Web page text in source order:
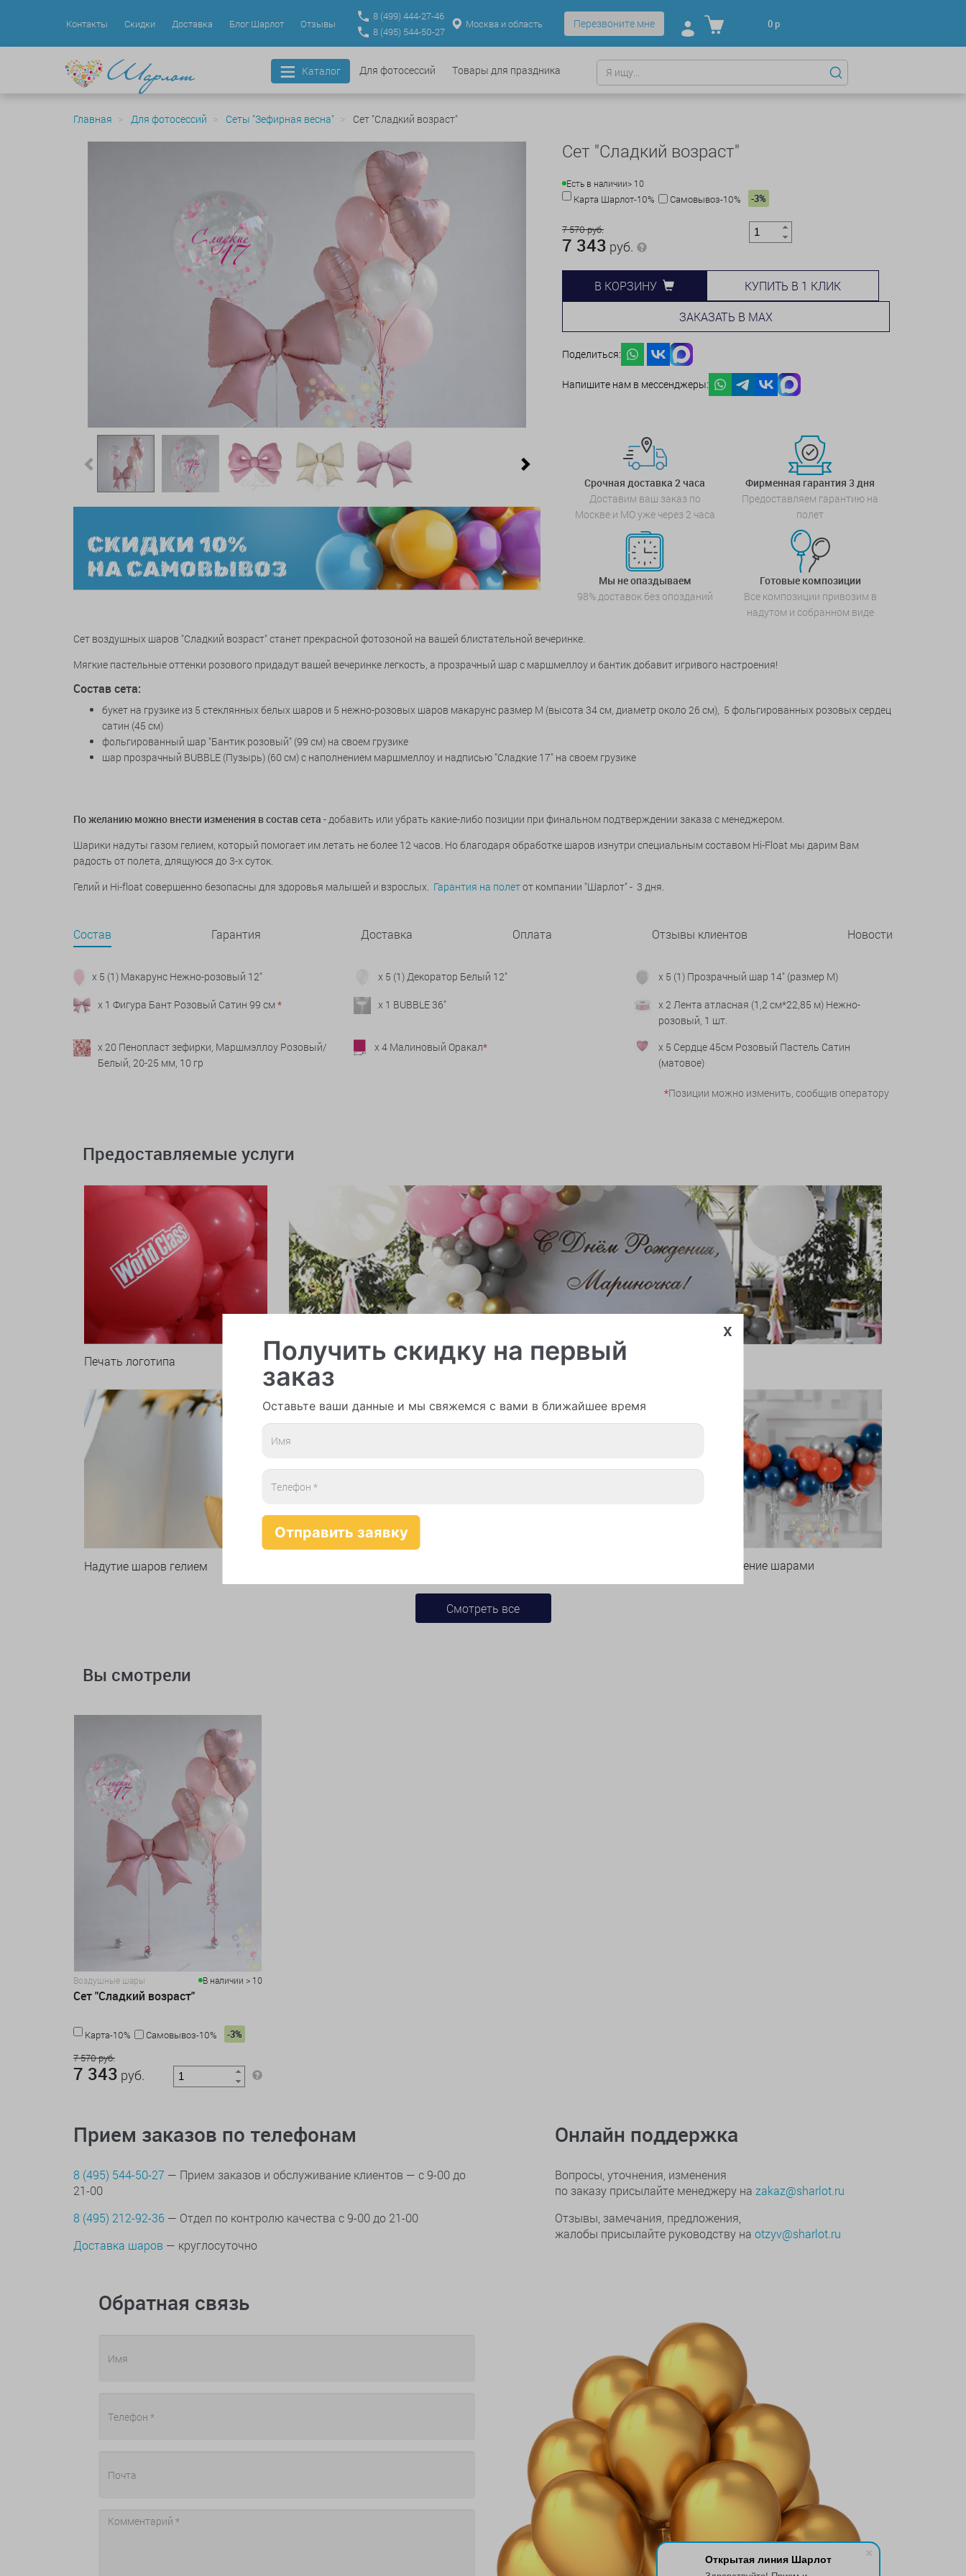
Открытая линия Шарлот
Контакты Скидки Доставка Блог Шарлот Отзывы
8 (499) 444-27-46
8 (495) 544-50-27
Москва и область Перезвоните мне 0р
Каталог Для фотосессий Товары для праздника
Главная Для фотосессий Сеты "Зефирная весна" Сет "Сладкий возраст"
Previous
Сет "Сладкий возраст"
Есть в наличии> 10
Карта Шарлот-10% Самовывоз-10% -3%
7 570 руб.
7 343 руб.
В КОРЗИНУ КУПИТЬ В 1 КЛИК
ЗАКАЗАТЬ В MAX
Поделиться:
Напишите нам в мессенджеры:
Срочная доставка 2 часа
Доставим ваш заказ по
Москве и МО уже через 2 часа
Фирменная гарантия 3 дня
Предоставляем гарантию на
полет
Мы не опаздываем
98% доставок без опозданий
Готовые композиции
Все композиции привозим в
надутом и собранном виде
Сет воздушных шаров "Сладкий возраст" станет прекрасной фотозоной на вашей блистательной вечеринке.
Мягкие пастельные оттенки розового придадут вашей вечеринке легкость, а прозрачный шар с маршмеллоу и бантик добавит игривого настроения!
Состав сета:
букет на грузике из 5 стеклянных белых шаров и 5 нежно-розовых шаров макарунс размер М (высота 34 см, диаметр около 26 см), 5 фольгированных розовых сердец
сатин (45 см)
фольгированный шар "Бантик розовый" (99 см) на своем грузике
шар прозрачный BUBBLE (Пузырь) (60 см) с наполнением маршмеллоу и надписью "Сладкие 17" на своем грузике
По желанию можно внести изменения в состав сета - добавить или убрать какие-либо позиции при финальном подтверждении заказа с менеджером.
Шарики надуты газом гелием, который помогает им летать не более 12 часов. Но благодаря обработке шаров изнутри специальным составом Hi-Float мы дарим Вам
радость от полета, длящуюся до 3-х суток.
Гелий и Hi-float совершенно безопасны для здоровья малышей и взрослых. Гарантия на полетот компании "Шарлот" - 3 дня.
Состав Гарантия Доставка Оплата Отзывы клиентов Новости
x 5 (1) Макарунс Нежно-розовый 12" x 5 (1) Декоратор Белый 12" x 5 (1) Прозрачный шар 14" (размер М)
x 1 Фигура Бант Розовый Сатин 99 см * x 1 BUBBLE 36"
x 2 Лента атласная (1,2 см*22,85 м) Нежно-
розовый, 1 шт.
x 20 Пенопласт зефирки, Маршмэллоу Розовый/
Белый, 20-25 мм, 10 гр
x 4 Малиновый Оракал*
x 5 Сердце 45см Розовый Пастель Сатин
(матовое)
*Позиции можно изменить, сообщив оператору
Предоставляемые услуги
Печать логотипа Арки и гирлянды из шаров
Надутие шаров гелием Оформление шарами
Смотреть все
Вы смотрели
Воздушные шары В наличии > 10
Сет "Сладкий возраст"
Карта-10% Самовывоз-10%
-3%
7 570 руб.
7 343 руб.
Прием заказов по телефонам
8 (495) 544-50-27 — Прием заказов и обслуживание клиентов — с 9-00 до
21-00
8 (495) 212-92-36 — Отдел по контролю качества с 9-00 до 21-00
Доставка шаров — круглосуточно
Онлайн поддержка
Вопросы, уточнения, изменения
по заказу присылайте менеджеру на zakaz@sharlot.ru
Отзывы, замечания, предложения,
жалобы присылайте руководству на otzyv@sharlot.ru
Обратная связь
x
Получить скидку на первый
заказ
Оставьте ваши данные и мы свяжемся с вами в ближайшее время